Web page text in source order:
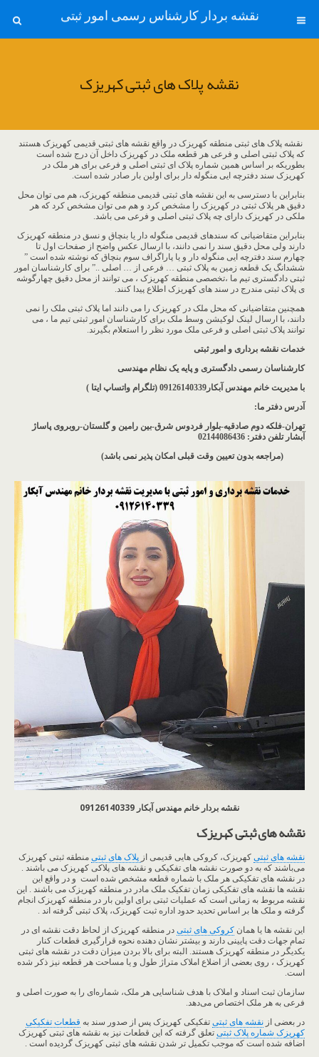
نقشه بردار کارشناس رسمی امور ثبتی
نقشه پلاک های ثبتی کهریزک
نقشه پلاک های ثبتی منطقه کهریزک در واقع نقشه های ثبتی قدیمی کهریزک هستند
که پلاک ثبتی اصلی و فرعی هر قطعه ملک در کهریزک داخل آن درج شده است
بطوریکه بر اساس همین شماره پلاک ای ثبتی اصلی و فرعی برای هر ملک در
کهریزک سند دفترچه ایی منگوله دار برای اولین بار صادر شده است.
بنابراین با دسترسی به این نقشه های ثبتی قدیمی منطقه کهریزک، هم می توان محل
دقیق هر پلاک ثبتی در کهریزک را مشخص کرد و هم می توان مشخص کرد که هر
ملکی در کهریزک دارای چه پلاک ثبتی اصلی و فرعی می باشد.
بنابراین متقاضیانی که سندهای قدیمی منگوله دار یا بنچاق و نسق در منطقه کهریزک
دارند ولی محل دقیق سند را نمی دانند، با ارسال عکس واضح از صفحات اول تا
چهارم سند دفترچه ایی منگوله دار و یا پاراگراف سوم بنچاق که نوشته شده است ”
ششدانگ یک قطعه زمین به پلاک ثبتی … فرعی از … اصلی ..” برای کارشناسان امور
ثبتی دادگستری تیم ما ،تخصصی منطقه کهریزک ، می توانند از محل دقیق چهارگوشه
ی پلاک ثبتی مندرج در سند های کهریزک اطلاع پیدا کنند.
همچنین متقاضیانی که محل ملک در کهریزک را می دانند اما پلاک ثبتی ملک را نمی
دانند، با ارسال لینک لوکیشن وسط ملک برای کارشناسان امور ثبتی تیم ما ، می
توانند پلاک ثبتی اصلی و فرعی ملک مورد نظر را استعلام بگیرند.
خدمات نقشه برداری و امور ثبتی
کارشناسان رسمی دادگستری و پایه یک نظام مهندسی
با مدیریت خانم مهندس آبکار09126140339 (تلگرام واتساپ ایتا )
آدرس دفتر ما:
تهران-فلکه دوم صادقیه-بلوار فردوس شرق-بین رامین و گلستان-روبروی پاساژ
آبشار تلفن دفتر: 02144086436
(مراجعه بدون تعیین وقت قبلی امکان پذیر نمی باشد)
نقشه بردار خانم مهندس آبکار 09126140339
نقشه های ثبتی کهریزک
نقشه های ثبتی کهریزک، کروکی هایی قدیمی از پلاک های ثبتی منطقه ثبتی کهریزک
می‌باشند که به دو صورت نقشه های تفکیکی و نقشه های پلاکی کهریزک می باشند .
در نقشه های تفکیکی هر ملک با شماره قطعه مشخص شده است و در واقع این
نقشه ها نقشه های تفکیکی زمان تفکیک ملک مادر در منطقه کهریزک می باشند . این
نقشه مربوط به زمانی است که عملیات ثبتی برای اولین بار در منطقه کهریزک انجام
گرفته و ملک ها بر اساس تحدید حدود اداره ثبت کهریزک، پلاک ثبتی گرفته اند .
این نقشه ها یا همان کروکی های ثبتی در منطقه کهریزک از لحاظ دقت نقشه ای در
تمام جهات دقت پایینی دارند و بیشتر نشان دهنده نحوه قرارگیری قطعات کنار
یکدیگر در منطقه کهریزک هستند. البته برای بالا بردن میزان دقت در نقشه های ثبتی
کهریزک ، روی بعضی از اضلاع املاک متراژ طول و یا مساحت هر قطعه نیز ذکر شده
است.
سازمان ثبت اسناد و املاک با هدف شناسایی هر ملک، شماره‌ای را به صورت اصلی و
فرعی به هر ملک اختصاص می‌دهد.
در بعضی از نقشه های ثبتی تفکیکی کهریزک پس از صدور سند به قطعات تفکیکی
کهریزک شماره پلاک ثبتی تعلق گرفته که این قطعات نیز به نقشه های ثبتی کهریزک
اضافه شده است که موجب تکمیل تر شدن نقشه های ثبتی کهریزک گردیده است .